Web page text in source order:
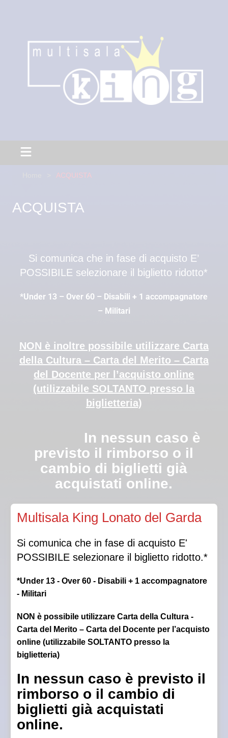
ACQUISTA
ACQUISTA
Si comunica che in fase di acquisto E’
POSSIBILE selezionare il biglietto ridotto*
*Under 13 – Over 60 – Disabili + 1 accompagnatore
– Militari
NON è inoltre possibile utilizzare Carta
della Cultura – Carta del Merito – Carta
del Docente per l’acquisto online
(utilizzabile SOLTANTO presso la
biglietteria)
In nessun caso è
previsto il rimborso o il
cambio di biglietti già
acquistati online.
luci spente, non sarà garantito il posto scelto.
Multisala King Lonato del Garda
Si comunica che in fase di acquisto E'
POSSIBILE selezionare il biglietto ridotto.*
*Under 13 - Over 60 - Disabili + 1 accompagnatore
- Militari
NON è possibile utilizzare Carta della Cultura -
Carta del Merito – Carta del Docente per l’acquisto
online (utilizzabile SOLTANTO presso la
biglietteria)
In nessun caso è previsto il
rimborso o il cambio di
biglietti già acquistati
online.